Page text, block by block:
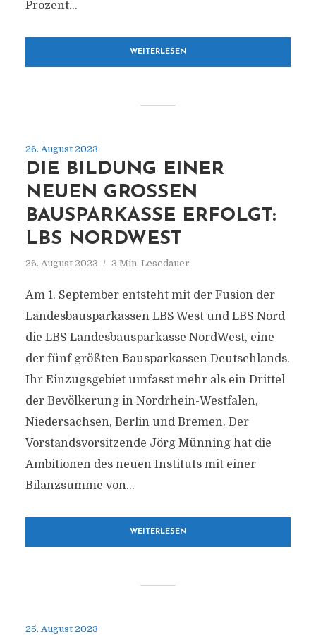
Prozent...
WEITERLESEN
26. August 2023
DIE BILDUNG EINER
NEUEN GROSSEN B
AUSPARKASSE ERFOLGT: L
BS NORDWEST
26. August 2023 3 Min. Lesedauer
Am 1. September entsteht mit der Fusion der
Landesbausparkassen LBS West und LBS Nord
die LBS Landesbausparkasse NordWest, eine
der fünf größten Bausparkassen Deutschlands.
Ihr Einzugsgebiet umfasst mehr als ein Drittel
der Bevölkerung in Nordrhein-Westfalen,
Niedersachsen, Berlin und Bremen. Der
Vorstandsvorsitzende Jörg Münning hat die
Ambitionen des neuen Instituts mit einer
Bilanzsumme von...
WEITERLESEN
25. August 2023